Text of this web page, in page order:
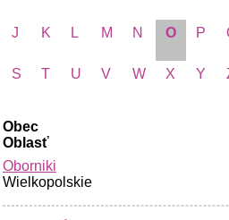
J K L M N O P
S T U V W X Y
Obec
Oblasť
Oborniki
Wielkopolskie